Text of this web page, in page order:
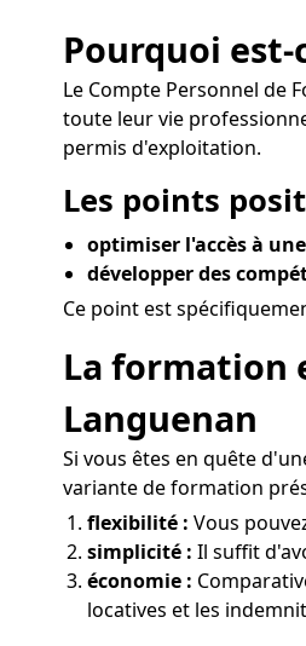
Pourquoi
Le Compte Personnel de
toute leur vie
permis d'exploitation.
Les points
optimiser l'accès à
développer des
Ce point est
La formation
Languenan
Si vous êtes en quête
variante de formation
flexibilité : Vous
simplicité : Il suffit
économie :
locatives et les